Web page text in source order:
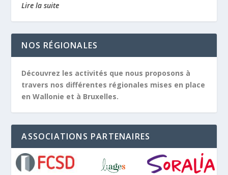
Lire la suite
NOS RÉGIONALES
Découvrez les activités que nous proposons à
travers nos différentes régionales mises en place
en Wallonie et à Bruxelles.
ASSOCIATIONS PARTENAIRES